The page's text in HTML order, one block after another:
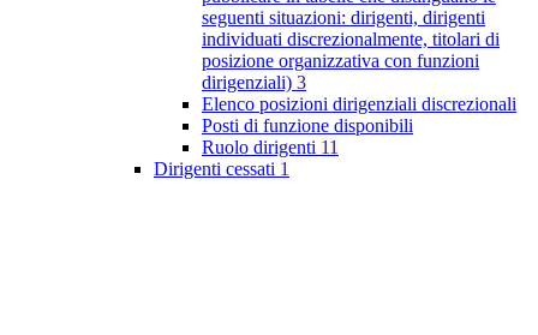
seguenti situazioni: dirigenti, dirigenti
individuati discrezionalmente, titolari di
posizione organizzativa con funzioni
dirigenziali) 3
Elenco posizioni dirigenziali discrezionali
Posti di funzione disponibili
Ruolo dirigenti 11
Dirigenti cessati 1